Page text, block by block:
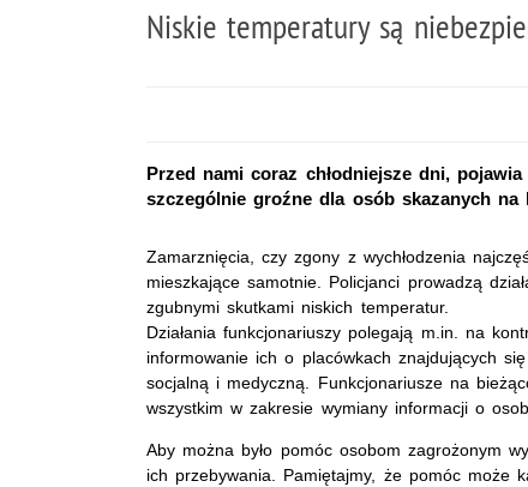
Niskie temperatury są
Przed nami coraz chłodniejsze dni,
szczególnie groźne dla osób skazanych na
Zamarznięcia, czy zgony z wychłodzenia
mieszkające samotnie. Policjanci prowadzą
zgubnymi skutkami niskich temperatur.
Działania funkcjonariuszy polegają m.in. na
informowanie ich o placówkach znajdujących
socjalną i medyczną. Funkcjonariusze na
wszystkim w zakresie wymiany informacji o
Aby można było pomóc osobom zagrożonym
ich przebywania. Pamiętajmy, że pomóc może